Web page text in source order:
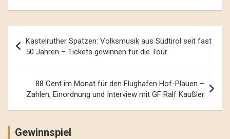
Navigation
Kastelruther Spatzen: Volksmusik aus Südtirol seit fast
50 Jahren – Tickets gewinnen für die Tour
88 Cent im Monat für den Flughafen Hof-Plauen –
Zahlen, Einordnung und Interview mit GF Ralf Kaußler
Gewinnspiel